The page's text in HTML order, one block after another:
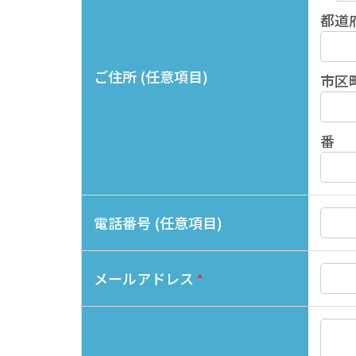
ご住所 (任意項目)
都道
市区
番
電話番号 (任意項目)
メールアドレス *